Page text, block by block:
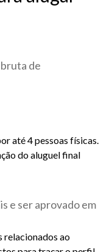
de
até 4 pessoas físicas.
do aluguel final
e ser aprovado em
relacionados ao